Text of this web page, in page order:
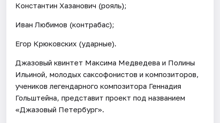
Константин Хазанович (рояль);
Иван Любимов (контрабас);
Егор Крюковских (ударные).
Джазовый квинтет Максима Медведева и Полины
Ильиной, молодых саксофонистов и композиторов,
учеников легендарного композитора Геннадия
Гольштейна, представит проект под названием
«Джазовый Петербург».